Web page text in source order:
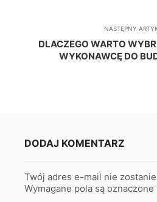
NASTĘPNY
DLACZEGO WARTO
WYKONAWCĘ DO
DODAJ KOMENTARZ
Twój adres e-mail nie
Wymagane pola są oznaczone